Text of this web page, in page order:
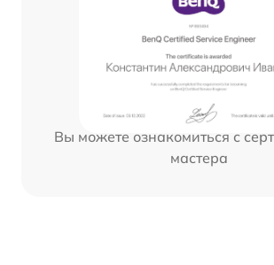
Вы можете ознакомиться с
мастера